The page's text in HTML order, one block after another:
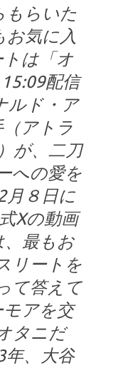
もらいた
気に入
は「オ
配信
ルド・ア
アトラ
が、二刀
への愛を
８日に
Xの動画
、最もお
リートを
て答えて
モアを交
タニだ
年、大谷